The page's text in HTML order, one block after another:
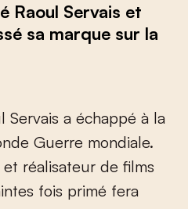
Raoul Servais et
sa marque sur la
l Servais a échappé à la
nde Guerre mondiale.
et réalisateur de flms
intes fois primé fera